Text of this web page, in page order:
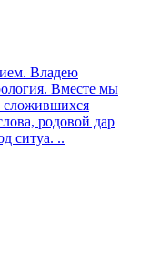
Владею
Вместе мы
сложившихся
родовой дар
ситуа. ..